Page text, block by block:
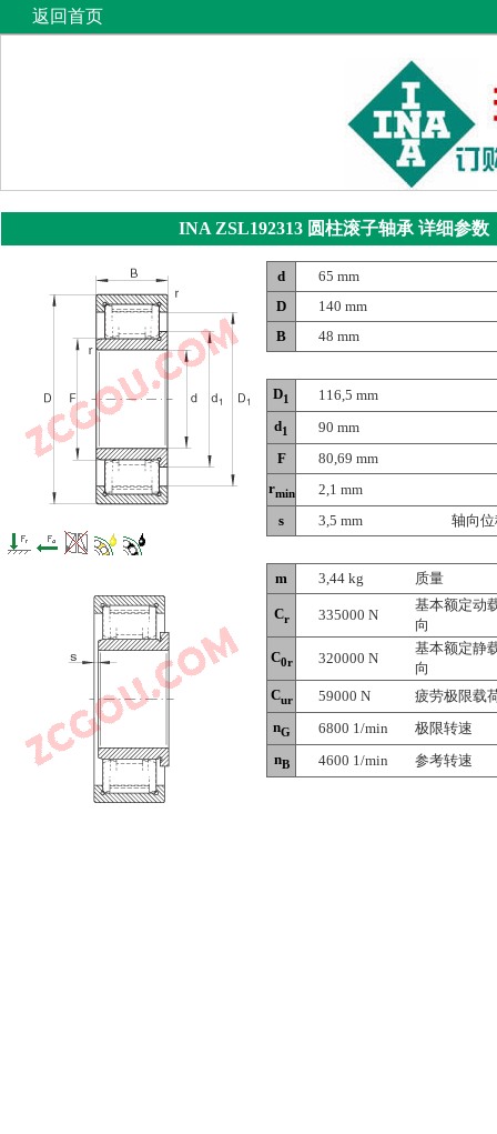
返回首页
INA ZSL192313 圆柱滚子轴承 详细参数
d
65 mm
D
140 mm
B
48 mm
D1
116,5 mm
d1
90 mm
F
80,69 mm
rmin
2,1 mm
s
3,5 mm 轴向
m 3,44 kg 质量
Cr 335000 N
基本额定动
向
C0r 320000 N
基本额定静
向
Cur 59000 N
疲劳极限载
nG 6800 1/min
极限转速
nB 4600 1/min 参考转速